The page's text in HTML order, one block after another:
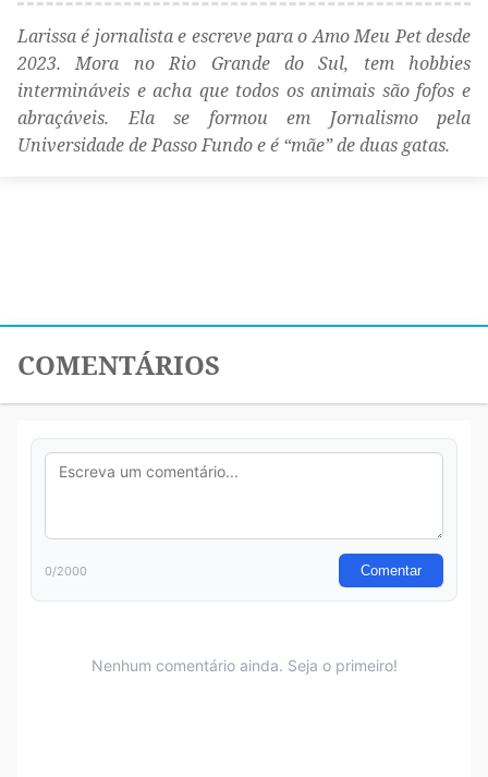
Larissa é jornalista e escreve para o Amo Meu Pet desde
2023. Mora no Rio Grande do Sul, tem hobbies
intermináveis e acha que todos os animais são fofos e
abraçáveis. Ela se formou em Jornalismo pela
Universidade de Passo Fundo e é “mãe” de duas gatas.
COMENTÁRIOS